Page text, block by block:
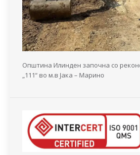
Општина Илинден започна со
„111“ во м.в Јака – Марино